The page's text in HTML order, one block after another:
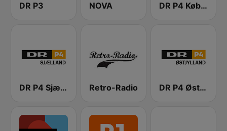
DR P3 NOVA DR P4 København
DR P4 Sjælland Retro-Radio DR P4 Østjyllands